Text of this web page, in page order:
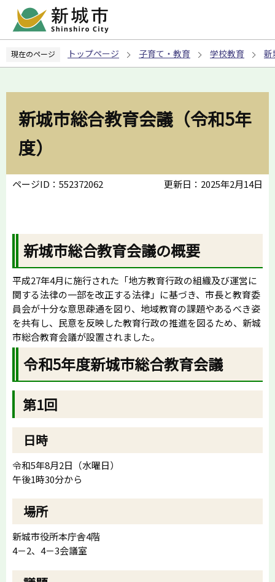
ペ
の
現在のページ トップページ 子育て・教育 学校教育 新
新城市総合教育会議（令和5年
度）
ページID：552372062 更新日：2025年2月14日
新城市総合教育会議の概要
平成27年4月に施行された「地方教育行政の組織及び運営に
関する法律の一部を改正する法律」に基づき、市長と教育委
員会が十分な意思疎通を図り、地域教育の課題やあるべき姿
を共有し、民意を反映した教育行政の推進を図るため、新城
市総合教育会議が設置されました。
令和5年度新城市総合教育会議
第1回
日時
令和5年8月2日（水曜日）
午後1時30分から
場所
新城市役所本庁舎4階
4－2、4－3会議室